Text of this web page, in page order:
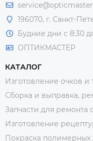
196070, г. Санкт-
Будние дни с 8:30
ОПТИКМАСТЕР
КАТАЛОГ
Изготовление очков и
Сборка и выправка,
Запчасти для ремонта
Изготовление
Покраска полимерных